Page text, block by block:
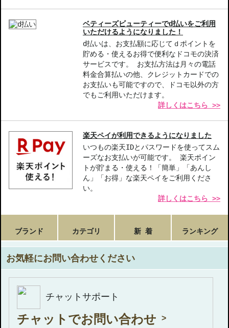
ベティーズビューティーでd払いをご利用
いただけるようになりました！
d払いは、お支払額に応じてｄポイントを
貯める・使えるお得で便利なドコモの決済
サービスです。 お支払方法は月々の電話
料金合算払いの他、クレジットカードでの
お支払いも可能ですので、ドコモ以外の方
でもご利用いただけます。
詳しくはこちら >>
楽天ペイが利用できるようになりました
いつもの楽天IDとパスワードを使ってスム
ーズなお支払いが可能です。 楽天ポイン
トが貯まる・使える！「簡単」「あんし
ん」「お得」な楽天ペイをご利用くださ
い。
詳しくはこちら >>
ブランド カテゴリ 新 着 ランキング
お気軽にお問い合わせください
チャットサポート
チャットでお問い合わせ